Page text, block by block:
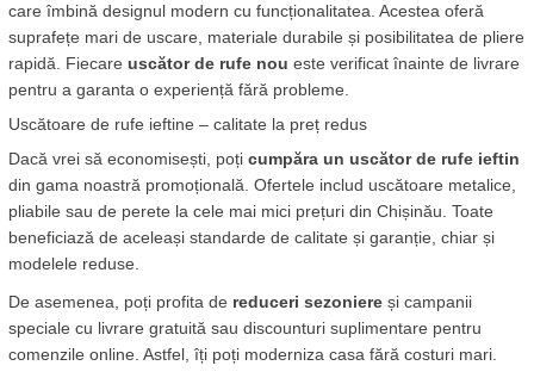
care îmbină designul modern cu funcționalitatea. Acestea oferă
suprafețe mari de uscare, materiale durabile și posibilitatea de pliere
rapidă. Fiecare uscător de rufe nou este verificat înainte de livrare
pentru a garanta o experiență fără probleme.
Uscătoare de rufe ieftine – calitate la preț redus
Dacă vrei să economisești, poți cumpăra un uscător de rufe ieftin
din gama noastră promoțională. Ofertele includ uscătoare metalice,
pliabile sau de perete la cele mai mici prețuri din Chișinău. Toate
beneficiază de aceleași standarde de calitate și garanție, chiar și
modelele reduse.
De asemenea, poți profita de reduceri sezoniere și campanii
speciale cu livrare gratuită sau discounturi suplimentare pentru
comenzile online. Astfel, îți poți moderniza casa fără costuri mari.